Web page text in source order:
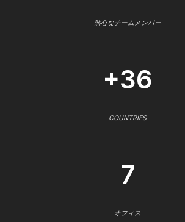
熱心なチームメンバー
+36
COUNTRIES
7
オフィス